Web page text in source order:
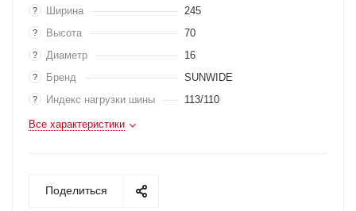
? Ширина 245
? Высота 70
? Диаметр 16
? Бренд SUNWIDE
? Индекс нагрузки шины 113/110
Все характеристики
Поделиться